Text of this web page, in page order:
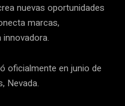
nuevas oportunidades
marcas,
oficialmente en junio de
Nevada.